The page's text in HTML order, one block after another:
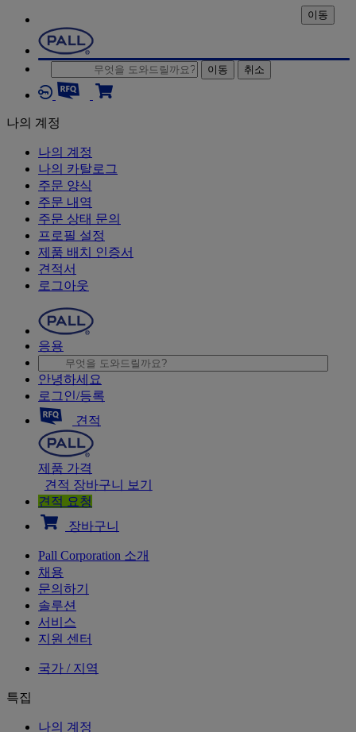
이동 취소
나의 계정
나의 계정
나의 카탈로그
주문 양식
주문 내역
주문 상태 문의
프로필 설정
제품 배치 인증서
견적서
로그아웃
응용
이동
안녕하세요
로그인/등록
견적
제품 가격
견적 장바구니 보기
견적 요청
장바구니
Pall Corporation 소개
채용
문의하기
솔루션
서비스
지원 센터
국가 / 지역
특집
나의 계정